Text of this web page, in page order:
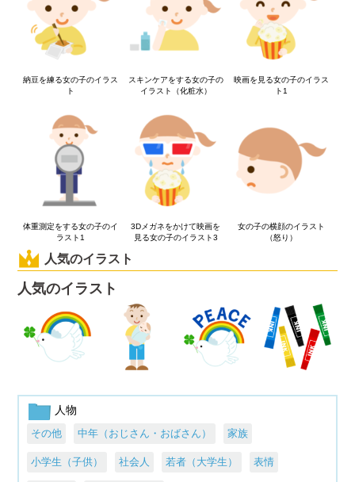
納豆を練る女の子のイラス
ト
スキンケアをする女の子の
イラスト（化粧水）
映画を見る女の子のイラス
ト1
体重測定をする女の子のイ
ラスト1
3Dメガネをかけて映画を
見る女の子のイラスト3
女の子の横顔のイラスト
（怒り）
人気のイラスト
人気のイラスト
人物
その他 中年（おじさん・おばさん） 家族
小学生（子供） 社会人 若者（大学生） 表情